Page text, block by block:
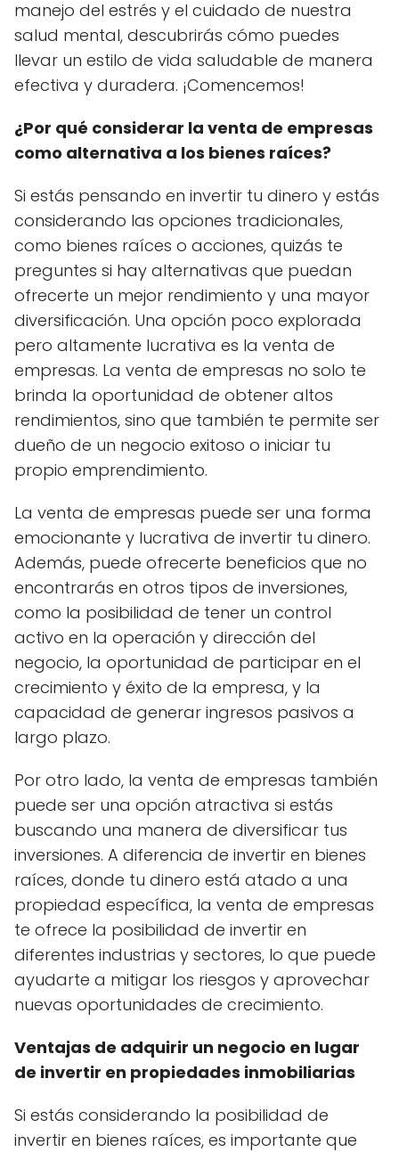
manejo del estrés y el cuidado de nuestra
salud mental, descubrirás cómo puedes
llevar un estilo de vida saludable de manera
efectiva y duradera. ¡Comencemos!
¿Por qué considerar la venta de empresas
como alternativa a los bienes raíces?
Si estás pensando en invertir tu dinero y estás
considerando las opciones tradicionales,
como bienes raíces o acciones, quizás te
preguntes si hay alternativas que puedan
ofrecerte un mejor rendimiento y una mayor
diversificación. Una opción poco explorada
pero altamente lucrativa es la venta de
empresas. La venta de empresas no solo te
brinda la oportunidad de obtener altos
rendimientos, sino que también te permite ser
dueño de un negocio exitoso o iniciar tu
propio emprendimiento.
La venta de empresas puede ser una forma
emocionante y lucrativa de invertir tu dinero.
Además, puede ofrecerte beneficios que no
encontrarás en otros tipos de inversiones,
como la posibilidad de tener un control
activo en la operación y dirección del
negocio, la oportunidad de participar en el
crecimiento y éxito de la empresa, y la
capacidad de generar ingresos pasivos a
largo plazo.
Por otro lado, la venta de empresas también
puede ser una opción atractiva si estás
buscando una manera de diversificar tus
inversiones. A diferencia de invertir en bienes
raíces, donde tu dinero está atado a una
propiedad específica, la venta de empresas
te ofrece la posibilidad de invertir en
diferentes industrias y sectores, lo que puede
ayudarte a mitigar los riesgos y aprovechar
nuevas oportunidades de crecimiento.
Ventajas de adquirir un negocio en lugar
de invertir en propiedades inmobiliarias
Si estás considerando la posibilidad de
invertir en bienes raíces, es importante que